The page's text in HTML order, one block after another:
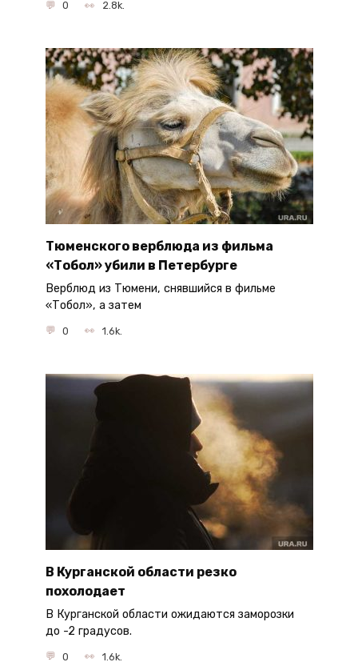
0 2.8k.
Тюменского верблюда из фильма
«Тобол» убили в Петербурге
Верблюд из Тюмени, снявшийся в фильме
«Тобол», а затем
0 1.6k.
В Курганской области резко
похолодает
В Курганской области ожидаются заморозки
до -2 градусов.
0 1.6k.